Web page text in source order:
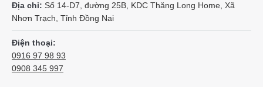
Địa chỉ: Số 14-D7, đường 25B, KDC Thăng Long Home, Xã
Nhơn Trạch, Tỉnh Đồng Nai
Điện thoại:
0916 97 98 93
0908 345 997